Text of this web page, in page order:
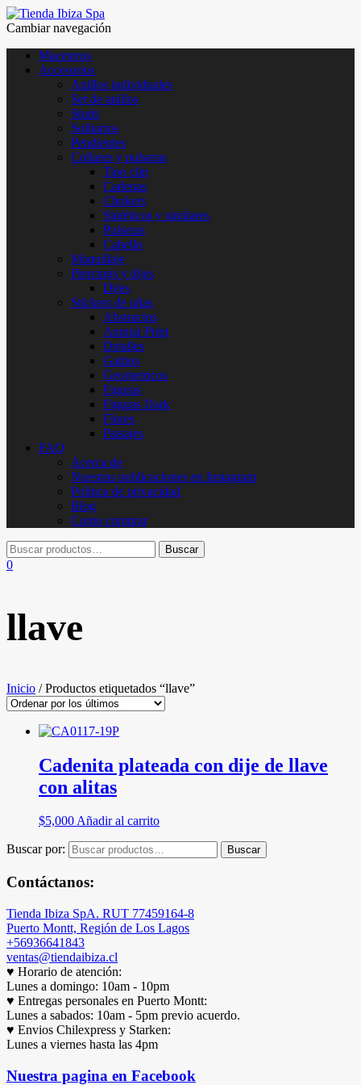
Cambiar navegación
Maceteros
Accesorios
Anillos individuales
Set de anillos
Studs
Solitarios
Pendientes
Collares y pulseras
Tipo clip
Cadenas
Chokers
Sintéticos y similares
Pulseras
Cabello
Maquillaje
Piercings y dijes
Dijes
Stickers de uñas
Abstractos
Animal Print
Detalles
Gatitos
Geometricos
Figuras
Figuras Dark
Flores
Paisajes
FAQ
Acerca de
Nuestras publicaciones en Instagram
Politica de privacidad
Blog
Como comprar
0
llave
Inicio / Productos etiquetados “llave”
Cadenita plateada con dije de llave
con alitas
$5,000Añadir al carrito
Buscar por: Buscar
Contáctanos:
Tienda Ibiza SpA. RUT 77459164-8
Puerto Montt, Región de Los Lagos
+56936641843
ventas@tiendaibiza.cl
♥ Horario de atención:
Lunes a domingo: 10am - 10pm
♥ Entregas personales en Puerto Montt:
Lunes a sabados: 10am - 5pm previo acuerdo.
♥ Envios Chilexpress y Starken:
Lunes a viernes hasta las 4pm
Nuestra pagina en Facebook